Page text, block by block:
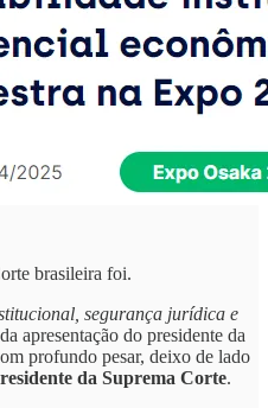
brasileira foi.
segurança jurídica e
apresentação do presidente da
profundo pesar, deixo de lado
da Suprema Corte.